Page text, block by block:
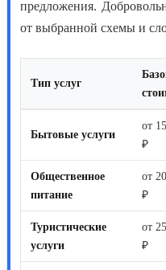
предложения.
от выбранной схемы и
Тип услуг
Бытовые услуги
от
₽
Общественное
питание
от
₽
Туристические
услуги
от
₽